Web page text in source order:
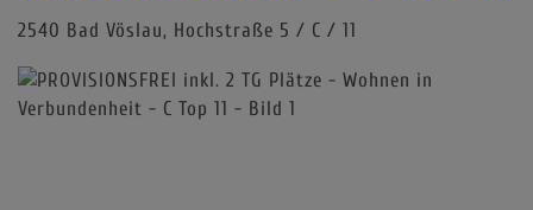
2540 Bad Vöslau, Hochstraße 5 / C / 11